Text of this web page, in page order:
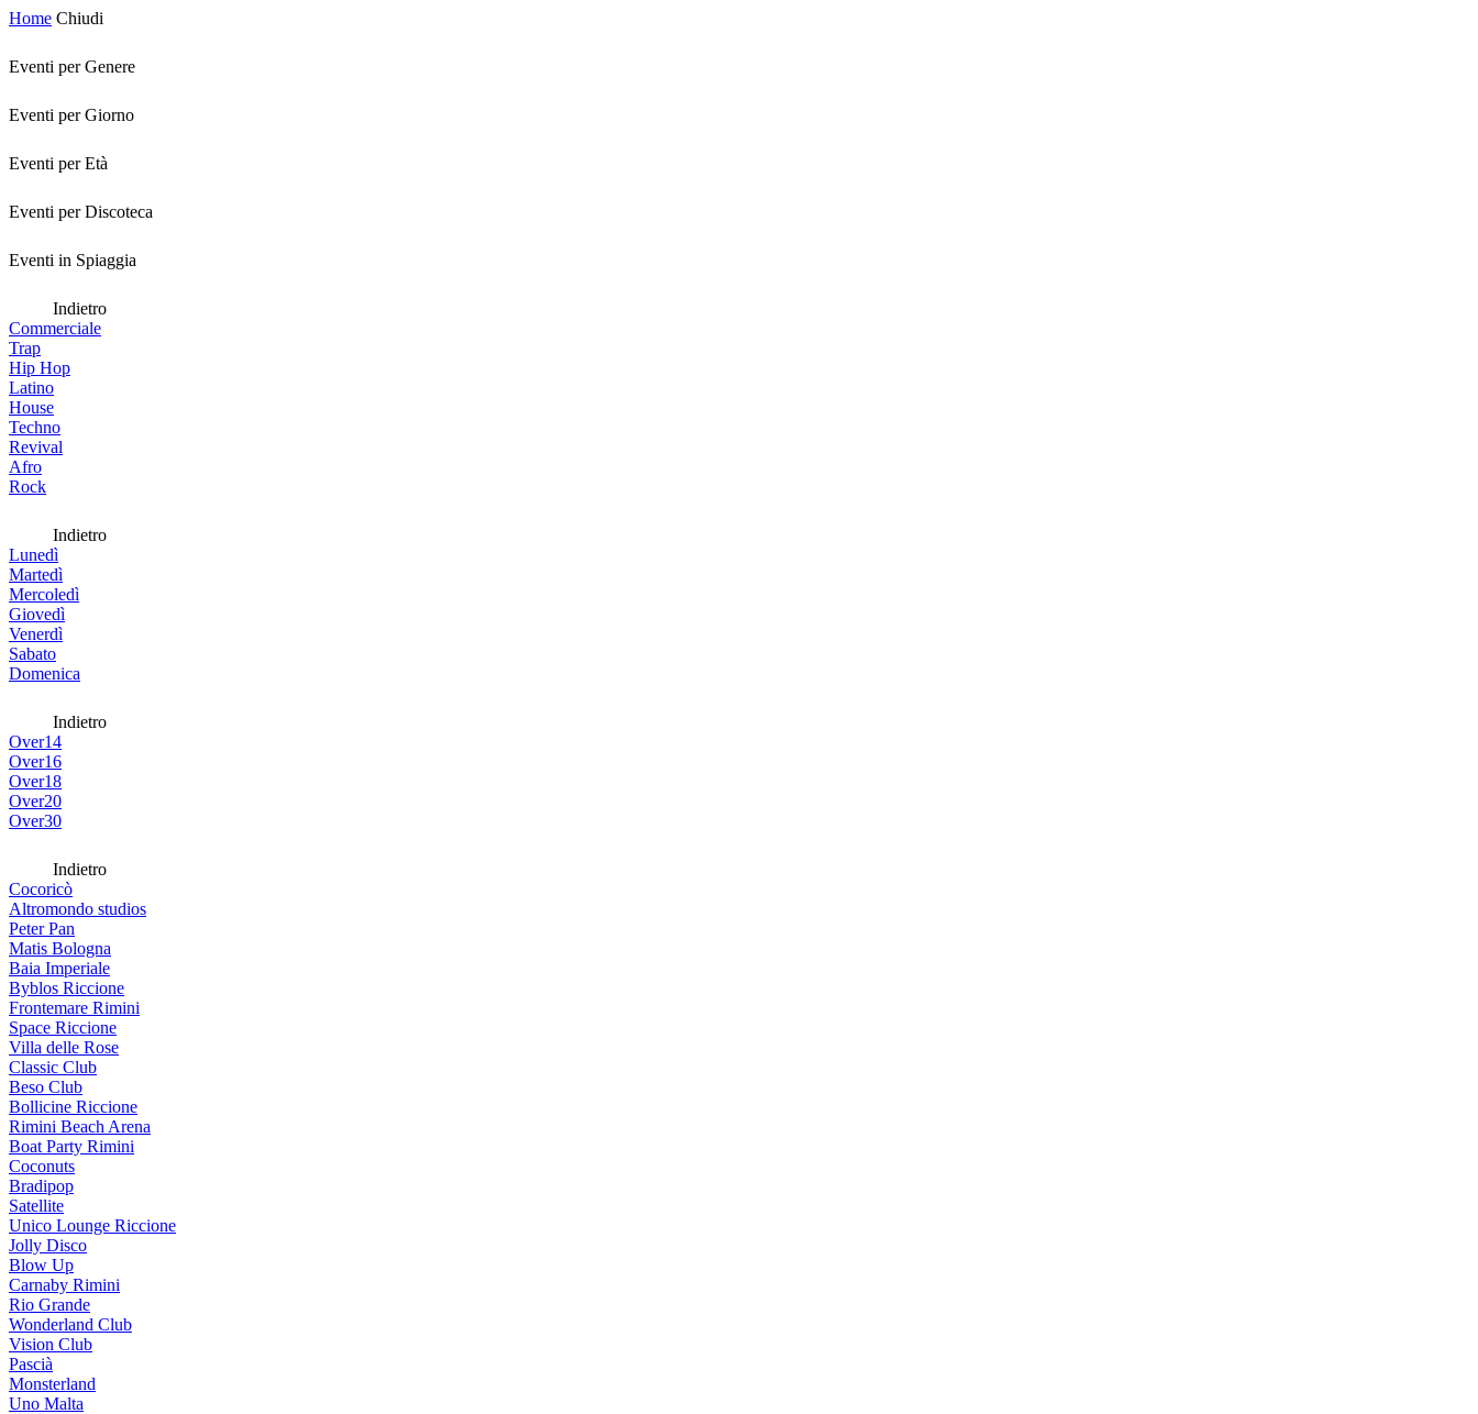
Home Chiudi
Eventi per Genere
Eventi per Giorno
Eventi per Età
Eventi per Discoteca
Eventi in Spiaggia
Indietro
Commerciale
Trap
Hip Hop
Latino
House
Techno
Revival
Afro
Rock
Indietro
Lunedì
Martedì
Mercoledì
Giovedì
Venerdì
Sabato
Domenica
Indietro
Over14
Over16
Over18
Over20
Over30
Indietro
Cocoricò
Altromondo studios
Peter Pan
Matis Bologna
Baia Imperiale
Byblos Riccione
Frontemare Rimini
Space Riccione
Villa delle Rose
Classic Club
Beso Club
Bollicine Riccione
Rimini Beach Arena
Boat Party Rimini
Coconuts
Bradipop
Satellite
Unico Lounge Riccione
Jolly Disco
Blow Up
Carnaby Rimini
Rio Grande
Wonderland Club
Vision Club
Pascià
Monsterland
Uno Malta